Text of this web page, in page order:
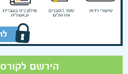
הירשם לקורס